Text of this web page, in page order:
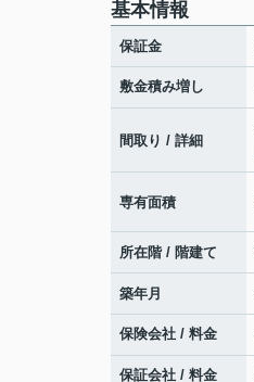
基本情報
保証金
敷金積み増し
間取り / 詳細
専有面積
所在階 / 階建て
築年月
保険会社 / 料金
保証会社 / 料金